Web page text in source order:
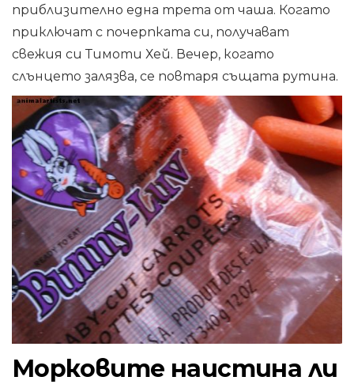
приблизително една трета от чаша. Когато
приключат с почерпката си, получават
свежия си Тимоти Хей. Вечер, когато
слънцето залязва, се повтаря същата рутина.
Морковите наистина ли